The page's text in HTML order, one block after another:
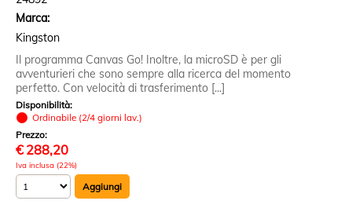
Marca:
Kingston
Il programma Canvas Go! Inoltre, la microSD è per gli
avventurieri che sono sempre alla ricerca del momento
perfetto. Con velocità di trasferimento [...]
Disponibilità:
Ordinabile (2/4 giorni lav.)
Prezzo:
€ 288,20
Iva inclusa (22%)